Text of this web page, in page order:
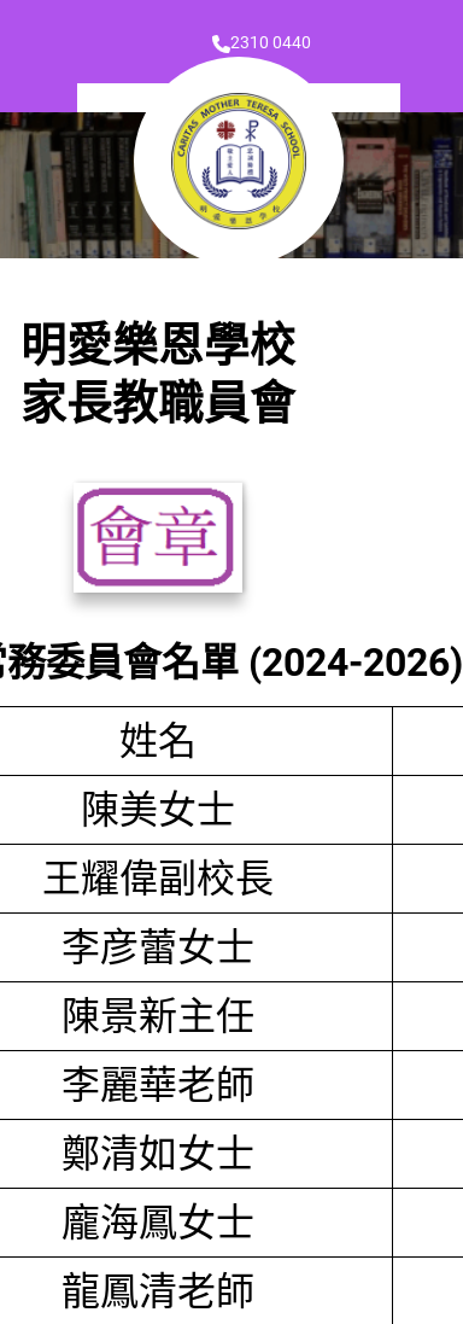
2310 0440
明愛樂恩學校
家長教職員會
委員會名單 (2024-2026)
姓名
陳美女士
王耀偉副校長
李彦蕾女士
陳景新主任
李麗華老師
鄭清如女士
龐海鳳女士
龍鳳清老師